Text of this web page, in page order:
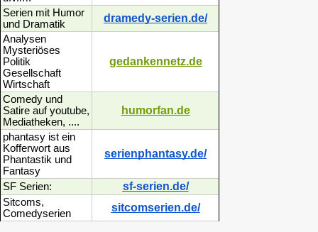
Serien mit Humor
und Dramatik
dramedy-serien.de/
Analysen
Mysteriöses
Politik
Gesellschaft
Wirtschaft
gedankennetz.de
Comedy und
Satire auf youtube,
Mediatheken, ....
humorfan.de
phantasy ist ein
Kofferwort aus
Phantastik und
Fantasy
serienphantasy.de/
SF Serien: sf-serien.de/
Sitcoms,
Comedyserien
sitcomserien.de/